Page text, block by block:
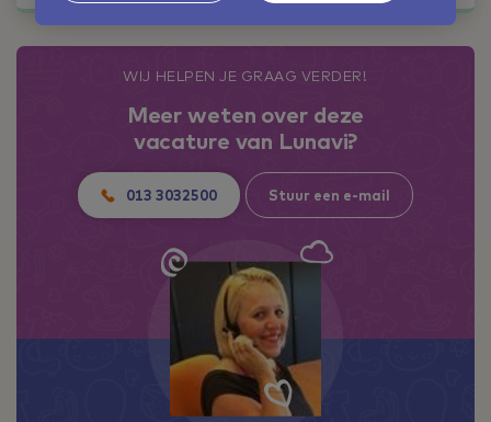
WIJ HELPEN JE GRAAG VERDER!
Meer weten over deze
vacature van Lunavi?
013 3032500 Stuur een e-mail